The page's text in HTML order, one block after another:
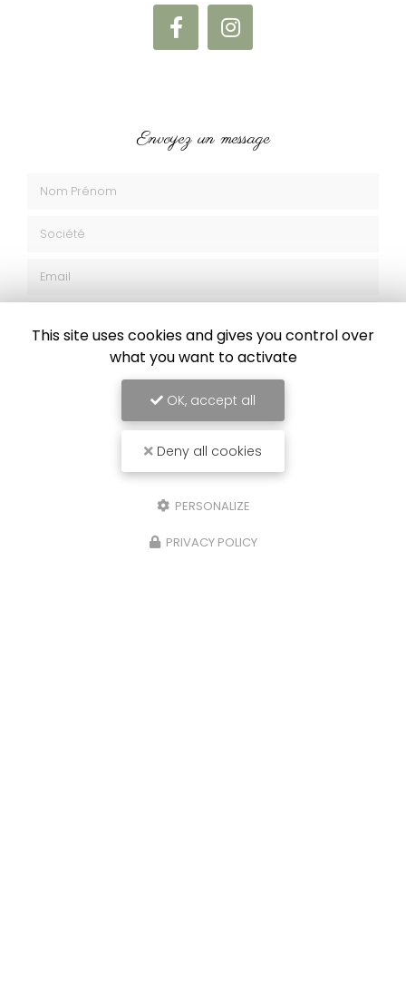
Envoyez un message
J'autorise ce site à conserver l'ensemble des données transmises dans
politique de confidentialité)
This site uses cookies and gives you control over
what you want to activate
OK, accept all
Deny all cookies
PERSONALIZE
PRIVACY POLICY